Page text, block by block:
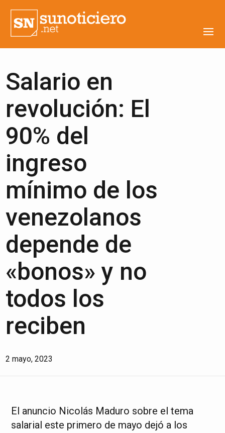
Salario en
revolución: El
90% del
ingreso
mínimo de los
venezolanos
depende de
«bonos» y no
todos los
reciben
2 mayo, 2023
El anuncio Nicolás Maduro sobre el tema
salarial este primero de mayo dejó a los